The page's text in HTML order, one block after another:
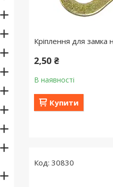
Кріплення для замка
2,50 ₴
В наявності
Купити
30830